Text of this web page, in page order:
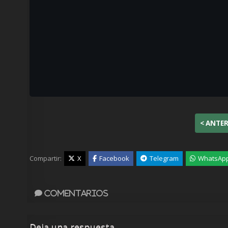
<
Compartir: X Facebook Telegram
Comentarios